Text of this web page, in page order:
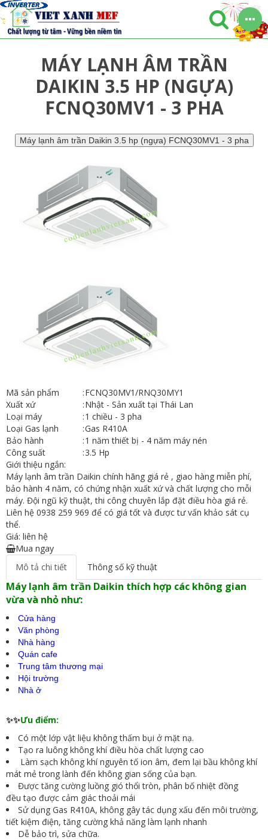
MÁY LẠNH ÂM TRẦN
DAIKIN 3.5 HP (NGỰA)
FCNQ30MV1 - 3 PHA
Máy lạnh âm trần Daikin 3.5 hp (ngựa) FCNQ30MV1 - 3 pha
Mã sản phẩm :FCNQ30MV1/RNQ30MY1
Xuất xứ
:Nhật - Sản xuất tại Thái Lan
Loại máy
:1 chiều - 3 pha
Loại Gas lạnh
:Gas R410A
Bảo hành
:1 năm thiết bị - 4 năm máy nén
Công suất
:3.5 Hp
Giới thiệu ngắn:
Máy lạnh âm trần Daikin chính hãng giá rẻ , giao hàng miễn phí,
bảo hành 4 năm, có chứng nhận xuất xứ và chất lượng cho mỗi
máy. Đội ngũ kỹ thuật, thi công chuyên lắp đặt điều hòa giá rẻ.
Liên hệ 0938 259 969 để có giá tốt và được tư vấn khảo sát cụ
thể.
Giá: liên hệ
Mua ngay
Mô tả chi tiết
Thông số kỹ thuật
Máy lạnh âm trần Daikin thích hợp các không gian
vừa và nhỏ như:
Cửa hàng
Văn phòng
Nhà hàng
Quán cafe
Trung tâm thương mại
Hội trường
Nhà ở
✨✨Ưu điểm:
Có một lớp vật liệu không thấm bụi ở mặt nạ.
Tạo ra luông không khí điều hòa chất lượng cao
Làm sạch không khí nguyên tố ion âm, đem lại bầu không khí
mát mẻ trong lành đến không gian sống của bạn.
Được tăng cường luồng gió thổi tròn, phân bố nhiệt đồng
đều tạo được cảm giác thoải mái
Sử dụng Gas R410A, không gây tác dụng xấu đến môi trường,
tiết kiệm điện, tăng cường khả năng làm lạnh nhanh
Dễ bảo trì, sửa chữa.